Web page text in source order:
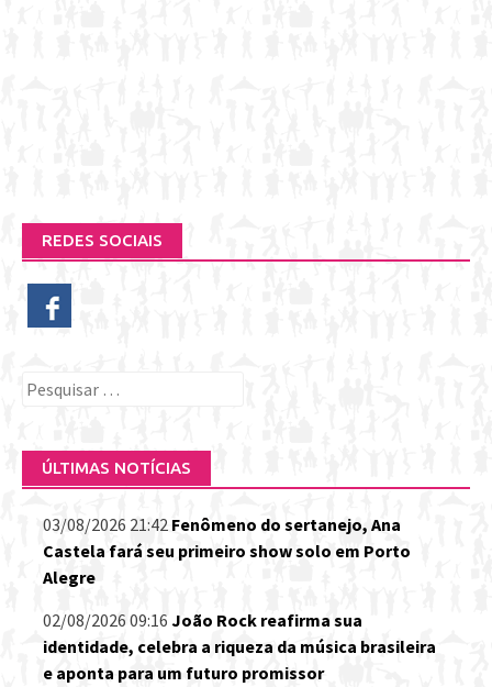
REDES SOCIAIS
Pesquisar
ÚLTIMAS NOTÍCIAS
03/08/2026 21:42 Fenômeno do sertanejo, Ana
Castela fará seu primeiro show solo em Porto
Alegre
02/08/2026 09:16 João Rock reafirma sua
identidade, celebra a riqueza da música brasileira
e aponta para um futuro promissor